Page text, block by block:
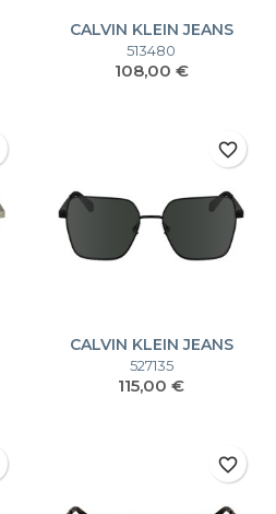
CALVIN KLEIN JEANS
CKJ23643MAG-SET
513480
Prezzo
108,00 €
CALVIN KLEIN JEANS
CKJ24201S CKJ24201S
527135
Prezzo
115,00 €
favorite_border
favorite_border